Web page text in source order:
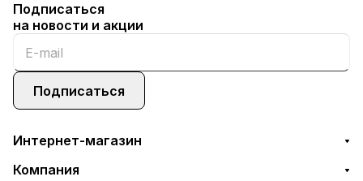
Подписаться
на новости и акции
Подписаться
Интернет-магазин
Компания